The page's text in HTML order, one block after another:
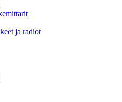
ja radiot